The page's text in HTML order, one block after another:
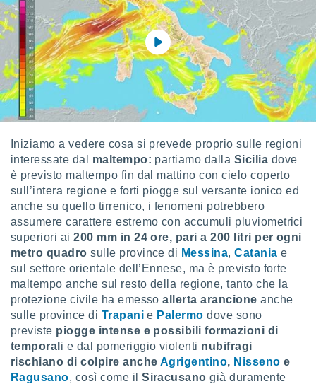
e
quali la
web,
e
di
dati
sulla
al quale
Per
dei
facendo
cookie
sito
Iniziamo a vedere cosa si prevede proprio sulle regioni
interessate dal maltempo: partiamo dalla Sicilia dove
è previsto maltempo fin dal mattino con cielo coperto
sull’intera regione e forti piogge sul versante ionico ed
anche su quello tirrenico, i fenomeni potrebbero
assumere carattere estremo con accumuli pluviometrici
superiori ai200 mm in 24 ore, pari a 200 litri per ogni
metro quadro sulle province di Messina,Catania e
sul settore orientale dell’Ennese, ma è previsto forte
maltempo anche sul resto della regione, tanto che la
protezione civile ha emessoallerta arancione anche
sulle province di Trapani e Palermo dove sono
previste piogge intense e possibili formazioni di
temporal i e dal pomeriggio violenti nubifragi
rischiano di colpire anche Agrigentino, Nisseno e
Ragusano, così come ilSiracusano già duramente